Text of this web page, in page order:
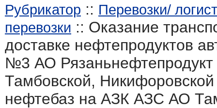
Рубрикатор :: Перевозки/
перевозки :: Оказание
доставке нефтепродуктов
№3 АО Рязаньнефтепродукт
Тамбовской,
нефтебаз на АЗК АЗС АО